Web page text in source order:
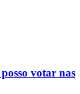
votar nas